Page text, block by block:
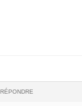
RÉPONDRE